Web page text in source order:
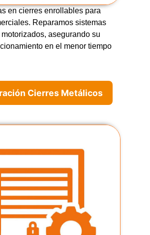
en cierres enrollables para
Reparamos sistemas
asegurando su
en el menor tiempo
Cierres Metálicos